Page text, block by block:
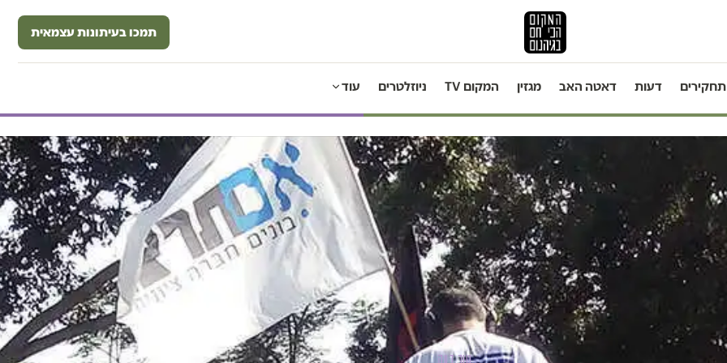
תמכו בעיתונות עצמאית
תחקירים דעות דאטה האב מגזין המקום TV ניוזלטרים עוד
טור דעה